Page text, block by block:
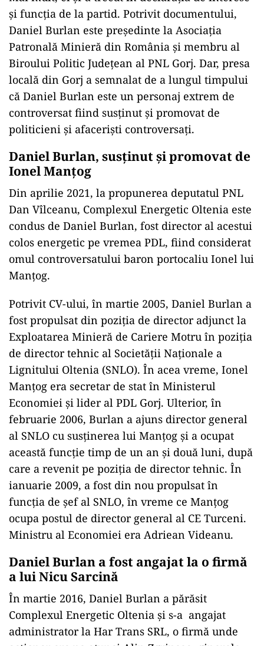
și funcția de la partid. Potrivit documentului,
Daniel Burlan este președinte la Asociația
Patronală Minieră din România și membru al
Biroului Politic Județean al PNL Gorj. Dar, presa
locală din Gorj a semnalat de a lungul timpului
că Daniel Burlan este un personaj extrem de
controversat fiind susținut și promovat de
politicieni și afaceriști controversați.
Daniel Burlan, susținut și promovat de
Ionel Manțog
Din aprilie 2021, la propunerea deputatul PNL
Dan Vîlceanu, Complexul Energetic Oltenia este
condus de Daniel Burlan, fost director al acestui
colos energetic pe vremea PDL, fiind considerat
omul controversatului baron portocaliu Ionel lui
Manțog.
Potrivit CV-ului, în martie 2005, Daniel Burlan a
fost propulsat din poziţia de director adjunct la
Exploatarea Minieră de Cariere Motru în poziția
de director tehnic al Societății Naționale a
Lignitului Oltenia (SNLO). În acea vreme, Ionel
Manțog era secretar de stat în Ministerul
Economiei și lider al PDL Gorj. Ulterior, în
februarie 2006, Burlan a ajuns director general
al SNLO cu susținerea lui Manțog și a ocupat
această funcție timp de un an și două luni, după
care a revenit pe poziția de director tehnic. În
ianuarie 2009, a fost din nou propulsat în
funcția de șef al SNLO, în vreme ce Manțog
ocupa postul de director general al CE Turceni.
Ministru al Economiei era Adriean Videanu.
Daniel Burlan a fost angajat la o firmă
a lui Nicu Sarcină
În martie 2016, Daniel Burlan a părăsit
Complexul Energetic Oltenia și s-a angajat
administrator la Har Trans SRL, o firmă unde